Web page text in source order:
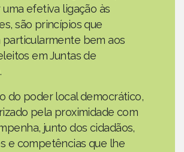
uma efetiva ligação às
são princípios que
particularmente bem aos
em Juntas de
do poder local democrático,
pela proximidade com
junto dos cidadãos,
e competências que lhe